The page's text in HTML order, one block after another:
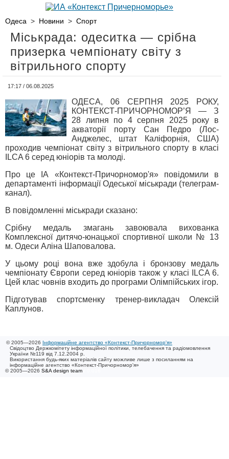
Одеса > Новини > Спорт
Міськрада: одеситка — срібна
призерка чемпіонату світу з
вітрильного спорту
17:17 / 06.08.2025
ОДЕСА, 06 СЕРПНЯ 2025 РОКУ,
КОНТЕКСТ-ПРИЧОРНОМОР’Я — З
28 липня по 4 серпня 2025 року в
акваторії порту Сан Педро (Лос-
Анджелес, штат Каліфорнія, США)
проходив чемпіонат світу з вітрильного спорту в класі
ILCA 6 серед юніорів та молоді.
Про це ІА «Контекст-Причорномор'я» повідомили в
департаменті інформації Одеської міськради (телеграм-
канал).
В повідомленні міськради сказано:
Срібну медаль змагань завоювала вихованка
Комплексної дитячо-юнацької спортивної школи № 13
м. Одеси Аліна Шаповалова.
У цьому році вона вже здобула і бронзову медаль
чемпіонату Європи серед юніорів також у класі ILCA 6.
Цей клас човнів входить до програми Олімпійських ігор.
Підготував спортсменку тренер-викладач Олексій
Каплунов.
© 2005—2026 Інформаційне агентство «Контекст-Причорномор'я»
Свідоцтво Держкомітету інформаційної політики, телебачення та радіомовлення
України №119 від 7.12.2004 р.
Використання будь-яких матеріалів сайту можливе лише з посиланням на
інформаційне агентство «Контекст-Причорномор'я»
© 2005—2026 S&A design team